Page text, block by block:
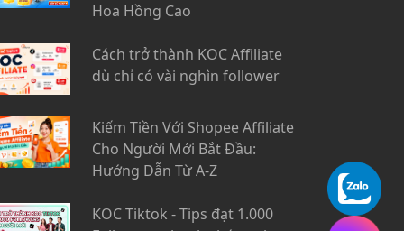
Hoa Hồng Cao
Cách trở thành KOC Affiliate
dù chỉ có vài nghìn follower
Kiếm Tiền Với Shopee Affiliate
Cho Người Mới Bắt Đầu:
Hướng Dẫn Từ A-Z
KOC Tiktok - Tips đạt 1.000